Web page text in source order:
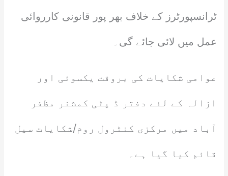
ٹرانسپورٹرز کے خلاف بھر پور قانونی کارروائی
عمل میں لائی جائے گی۔
عوامی شکایات کی بروقت یکسوئی اور
ازالہ کے لئے دفتر ڈ پٹی کمشنر مظفر
آباد میں مرکزی کنٹرول روم/شکایات سیل
قائم کیا گیا ہے۔